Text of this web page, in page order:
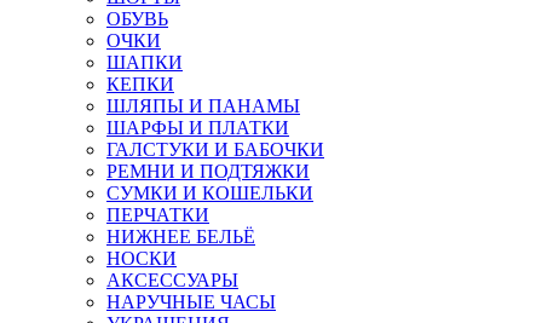
ОБУВЬ
ОЧКИ
ШАПКИ
КЕПКИ
ШЛЯПЫ И ПАНАМЫ
ШАРФЫ И ПЛАТКИ
ГАЛСТУКИ И БАБОЧКИ
РЕМНИ И ПОДТЯЖКИ
СУМКИ И КОШЕЛЬКИ
ПЕРЧАТКИ
НИЖНЕЕ БЕЛЬЁ
НОСКИ
АКСЕССУАРЫ
НАРУЧНЫЕ ЧАСЫ